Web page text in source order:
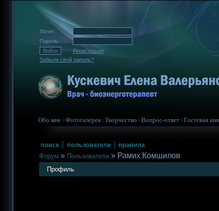
Логин:
Пароль:
Регистрация
Забыли свой пароль?
Обо мне Фотогалерея Творчество Вопрос-ответ Гостевая
поиск пользователи
правила
Форум » Пользователи » Рамих Комшилов
Профиль